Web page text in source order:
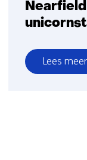
Lees meer
over